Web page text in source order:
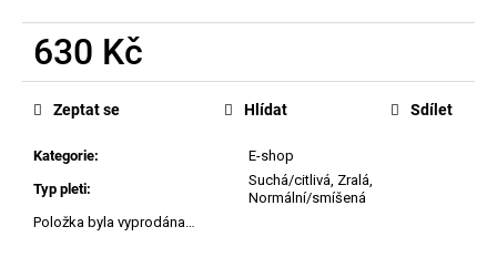
630 Kč
Měrná
cena:
Kategorie:
E-shop
Typ pleti:
Suchá/citlivá, Zralá,
Normální/smíšená
Položka byla vyprodána…
Zeptat se Hlídat Sdílet
MANUCURIST
GREEN
LAK
JELLY
SUGAR
Kč